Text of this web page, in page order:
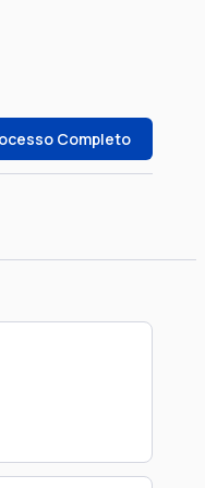
Completo